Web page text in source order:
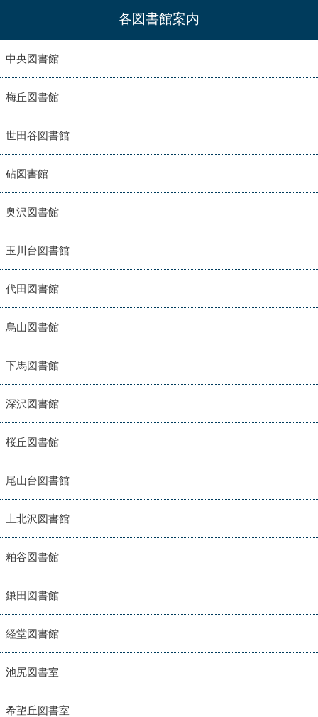
各図書館案内
中央図書館
梅丘図書館
世田谷図書館
砧図書館
奥沢図書館
玉川台図書館
代田図書館
烏山図書館
下馬図書館
深沢図書館
桜丘図書館
尾山台図書館
上北沢図書館
粕谷図書館
鎌田図書館
経堂図書館
池尻図書室
希望丘図書室